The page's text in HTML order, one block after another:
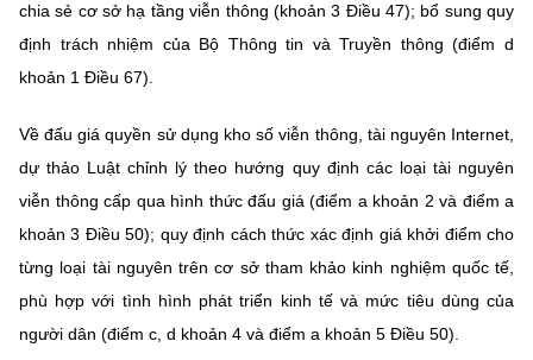
chia sẻ cơ sở hạ tầng viễn thông (khoản 3 Điều 47); bổ sung quy
định trách nhiệm của Bộ Thông tin và Truyền thông (điểm d
khoản 1 Điều 67).
Về đấu giá quyền sử dụng kho số viễn thông, tài nguyên Internet,
dự thảo Luật chỉnh lý theo hướng quy định các loại tài nguyên
viễn thông cấp qua hình thức đấu giá (điểm a khoản 2 và điểm a
khoản 3 Điều 50); quy định cách thức xác định giá khởi điểm cho
từng loại tài nguyên trên cơ sở tham khảo kinh nghiệm quốc tế,
phù hợp với tình hình phát triển kinh tế và mức tiêu dùng của
người dân (điểm c, d khoản 4 và điểm a khoản 5 Điều 50).